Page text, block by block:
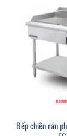
Bếp chiên rán